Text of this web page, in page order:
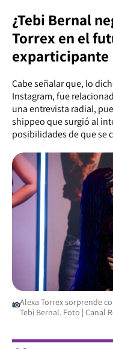
¿Tebi Bernal
Torrex en el
exparticipante
Cabe señalar que, lo
Instagram, fue
una entrevista radial,
shippeo que surgió al
posibilidades de que se
Alexa Torrex sorprende
Tebi Bernal. Foto | Canal